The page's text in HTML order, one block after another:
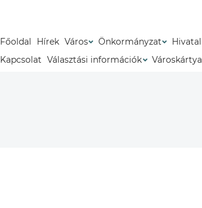
Főoldal Hírek Város Önkormányzat Hivatal
Kapcsolat Választási információk Városkártya